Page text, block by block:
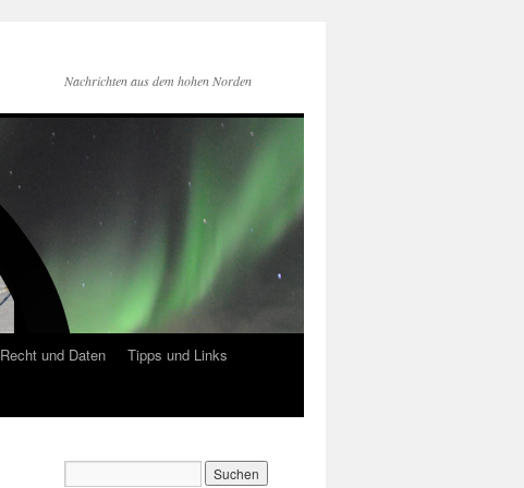
Nachrichten aus dem hohen Norden
Recht und Daten
Tipps und Links